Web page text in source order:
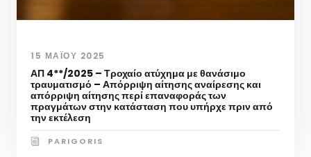
15 ΜΑΪ́ΟΥ 2025
ΑΠ 4**/2025 – Τροχαίο ατύχημα με θανάσιμο
τραυματισμό – Απόρριψη αίτησης αναίρεσης και
απόρριψη αίτησης περί επαναφοράς των
πραγμάτων στην κατάσταση που υπήρχε πριν από
την εκτέλεση
PARIGORIS